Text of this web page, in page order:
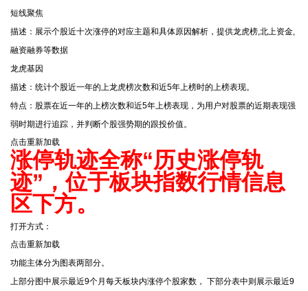
短线聚焦
描述：展示个股近十次涨停的对应主题和具体原因解析，提供龙虎榜,北上资金,
融资融券等数据
龙虎基因
描述：统计个股近一年的上龙虎榜次数和近5年上榜时的上榜表现。
特点：股票在近一年的上榜次数和近5年上榜表现，为用户对股票的近期表现强
弱时期进行追踪，并判断个股强势期的跟投价值。
点击重新加载
涨停轨迹全称“历史涨停轨
迹”，位于板块指数行情信息
区下方。
打开方式：
点击重新加载
功能主体分为图表两部分。
上部分图中展示最近9个月每天板块内涨停个股家数， 下部分表中则展示最近9